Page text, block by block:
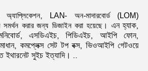
অ্যাপ্লিকেশন, LAN- অন-মাদারবোর্ড (LOM)
সমর্থন করার জন্য ডিজাইন করা হয়েছে। এনহ্যাক,
এসডিএইচ, পিডিএইচ, আইপি ফোন,
কমপ্লেক্স সেট টপ বক্স, ভিওআইপি গেটওয়ে
সুইচ ইত্যাদি। ..